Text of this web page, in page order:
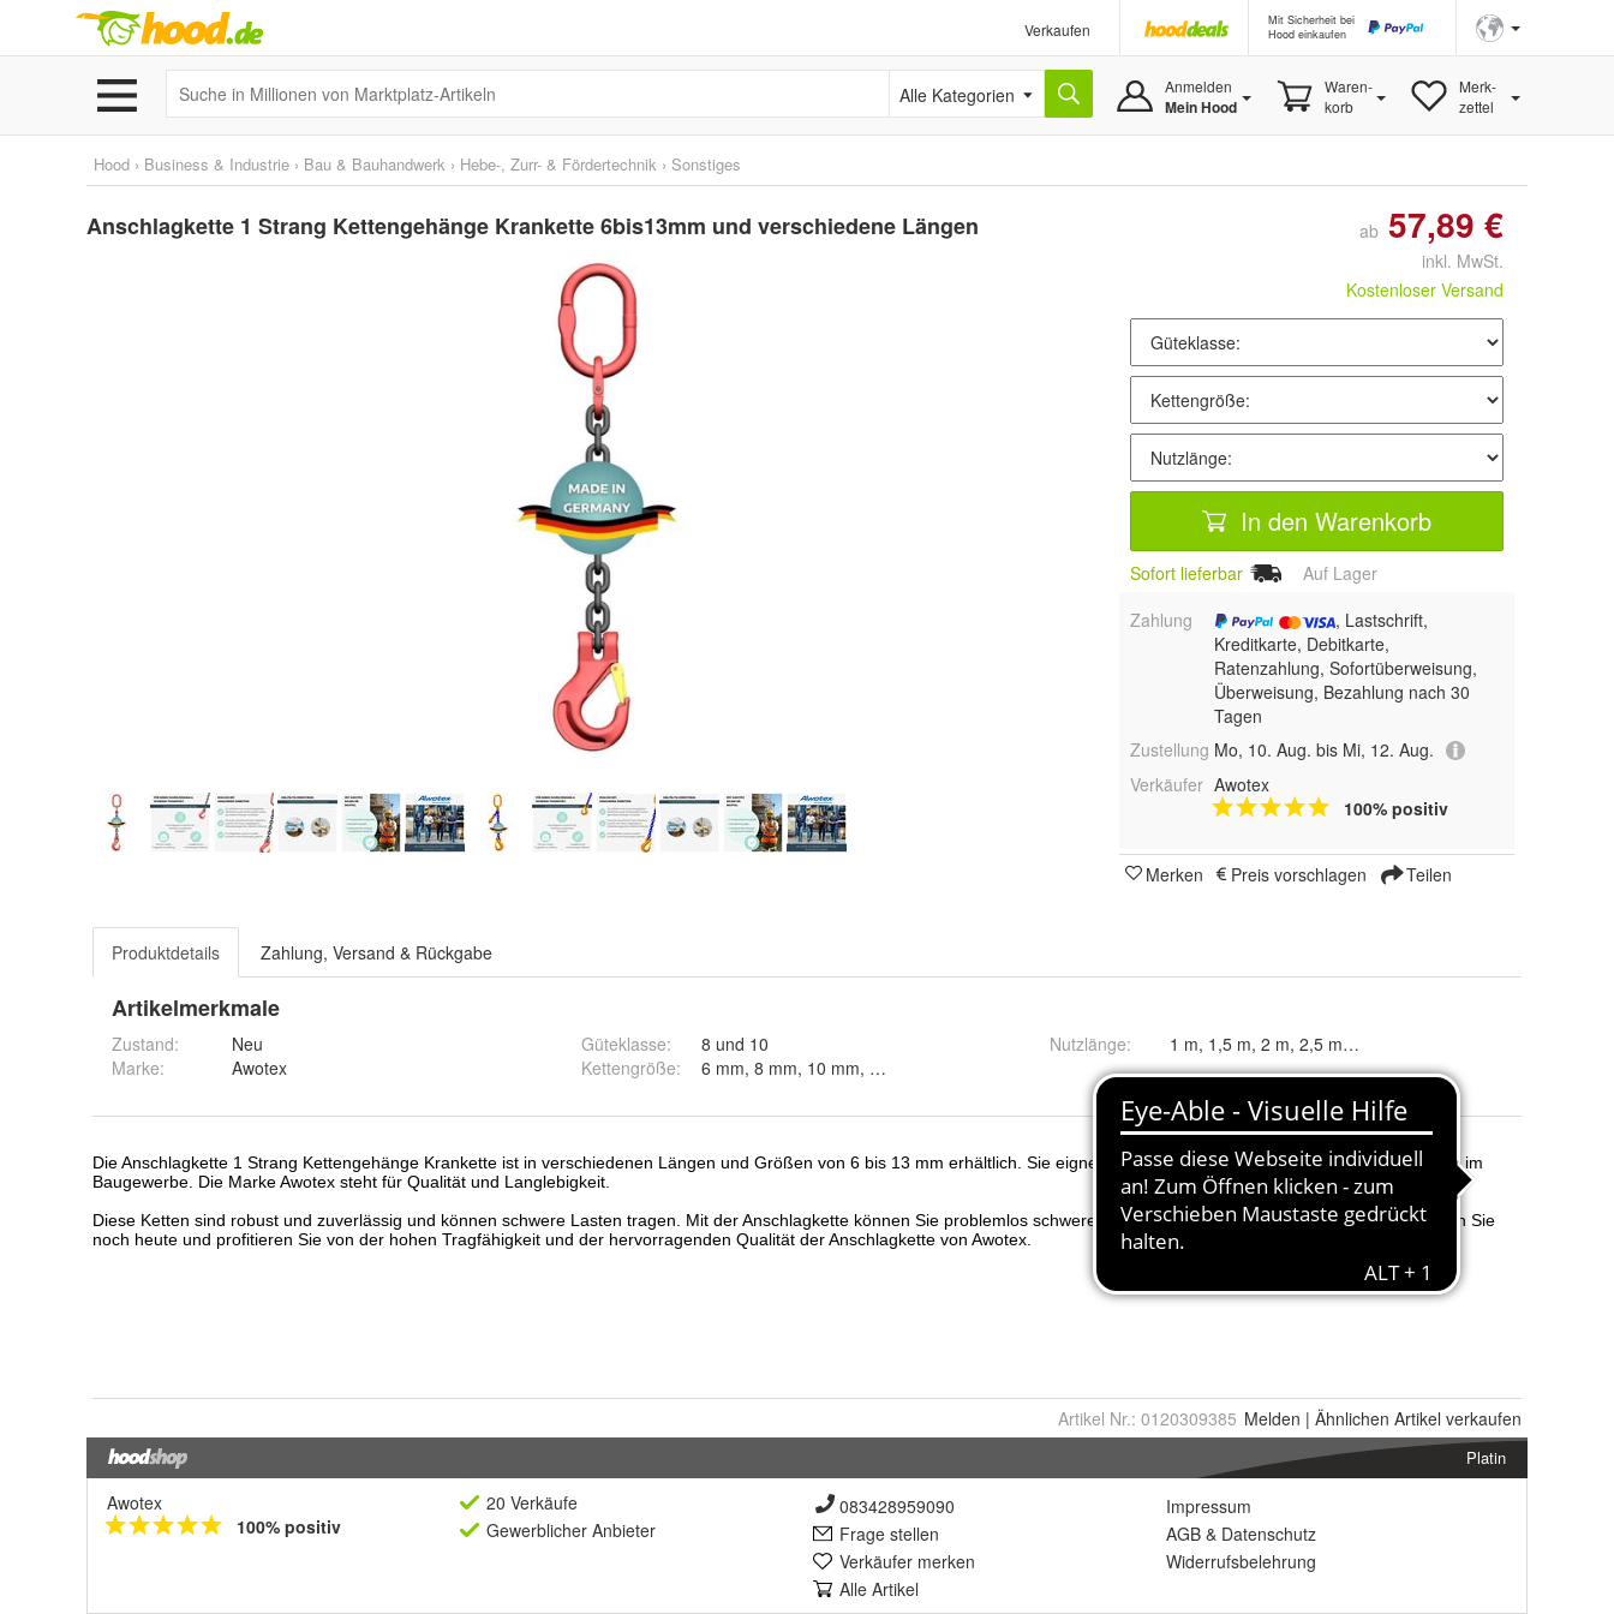
Verkaufen
Mit Sicherheit bei
Hood einkaufen
Alle Kategorien Anmelden
Mein Hood
Waren-
korb
Merk-
zettel
Hood › Business & Industrie › Bau & Bauhandwerk › Hebe-, Zurr- & Fördertechnik › Sonstiges
Anschlagkette 1 Strang Kettengehänge Krankette 6bis13mm und verschiedene Längen ab 57,89 €
inkl. MwSt.
Kostenloser Versand
In den Warenkorb
Sofort lieferbar
Auf Lager
Zahlung
, Lastschrift,
Kreditkarte, Debitkarte,
Ratenzahlung, Sofortüberweisung,
Überweisung, Bezahlung nach 30
Tagen
Zustellung Mo, 10. Aug. bis Mi, 12. Aug.
Verkäufer Awotex
100% positiv
Merken Preis vorschlagen Teilen
Produktdetails Zahlung, Versand & Rückgabe
Artikelmerkmale
Zustand:
Neu
Marke:
Awotex
Güteklasse:
8 und 10
Kettengröße:
Nutzlänge:
Artikel Nr.: 0120309385 Melden | Ähnlichen Artikel verkaufen
Platin
Awotex
100% positiv
20 Verkäufe
Gewerblicher Anbieter
083428959090
Frage stellen
Verkäufer merken
Alle Artikel
Impressum
AGB & Datenschutz
Widerrufsbelehrung